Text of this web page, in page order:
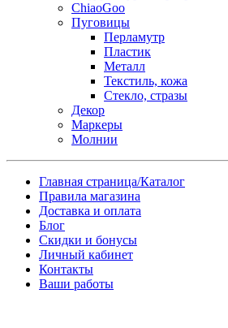
ChiaoGoo
Пуговицы
Перламутр
Пластик
Металл
Текстиль, кожа
Стекло, стразы
Декор
Маркеры
Молнии
Главная страница/Каталог
Правила магазина
Доставка и оплата
Блог
Скидки и бонусы
Личный кабинет
Контакты
Ваши работы